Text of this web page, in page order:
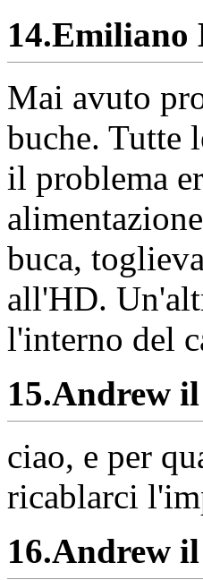
14.Emiliano
Mai avuto
buche. Tutte
il problema
buca,
all'HD.
l'interno del
15.Andrew il
ciao, e per
ricablarci
16.Andrew il